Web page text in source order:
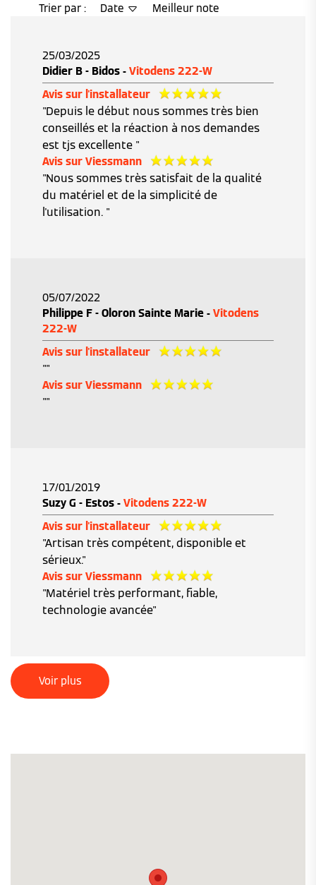
Trier par : Date Meilleur note
25/03/2025
Didier B - Bidos - Vitodens 222-W
Avis sur l'installateur
"Depuis le début nous sommes très bien
conseillés et la réaction à nos demandes
est tjs excellente "
Avis sur Viessmann
"Nous sommes très satisfait de la qualité
du matériel et de la simplicité de
l'utilisation. "
05/07/2022
Philippe F - Oloron Sainte Marie - Vitodens
222-W
Avis sur l'installateur
""
Avis sur Viessmann
""
17/01/2019
Suzy G - Estos - Vitodens 222-W
Avis sur l'installateur
"Artisan très compétent, disponible et
sérieux."
Avis sur Viessmann
"Matériel très performant, fiable,
technologie avancée"
Voir plus